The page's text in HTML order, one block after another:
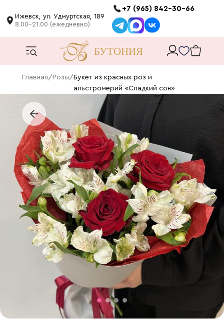
Ижевск, ул. Удмуртская, 189
8.00-21.00 (ежедневно)
+7 (965) 842-30-66
Главная/ Розы/ Букет из красных роз и
альстромерий «Сладкий сон»